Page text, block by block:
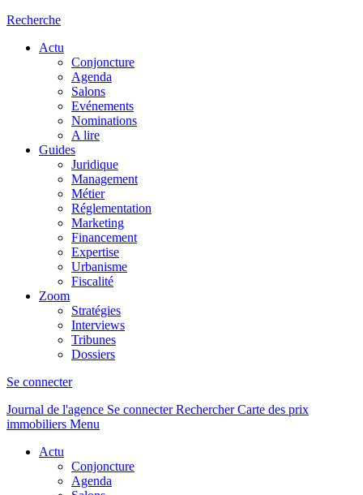
Recherche
Actu
Conjoncture
Agenda
Salons
Evénements
Nominations
A lire
Guides
Juridique
Management
Métier
Réglementation
Marketing
Financement
Expertise
Urbanisme
Fiscalité
Zoom
Stratégies
Interviews
Tribunes
Dossiers
Se connecter
Journal de l'agence Se connecterRechercher Carte des prix
immobiliers Menu
Actu
Conjoncture
Agenda